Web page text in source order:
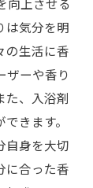
は気分を明
の生活に香
ザーや香り
た、入浴剤
きます。
自身を大切
に合った香